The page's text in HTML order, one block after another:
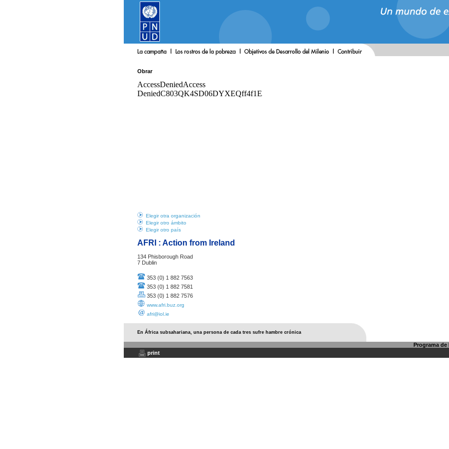
Obrar
Elegir otra organización
Elegir otro ámbito
Elegir otro país
AFRI : Action from Ireland
134 Phisborough Road
7 Dublin
353 (0) 1 882 7563
353 (0) 1 882 7581
353 (0) 1 882 7576
www.afri.buz.org
afri@iol.ie
En África subsahariana, una persona de cada tres sufre hambre crónica
Programa de
print